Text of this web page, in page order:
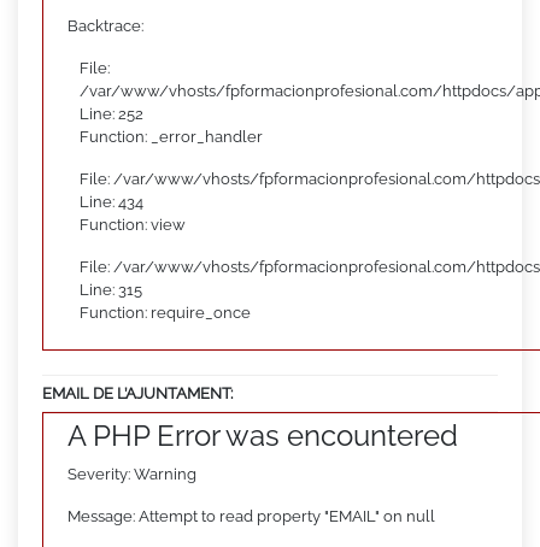
Backtrace:
File:
/var/www/vhosts/fpformacionprofesional.com/httpdocs/
Line: 252
Function: _error_handler
File: /var/www/vhosts/fpformacionprofesional.com/
Line: 434
Function: view
File: /var/www/vhosts/fpformacionprofesional.com/
Line: 315
Function: require_once
EMAIL DE L’AJUNTAMENT:
A PHP Error was encountered
Severity: Warning
Message: Attempt to read property "EMAIL" on null